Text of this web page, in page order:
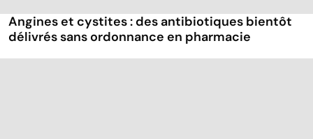
Angines et cystites : des antibiotiques bientôt
délivrés sans ordonnance en pharmacie